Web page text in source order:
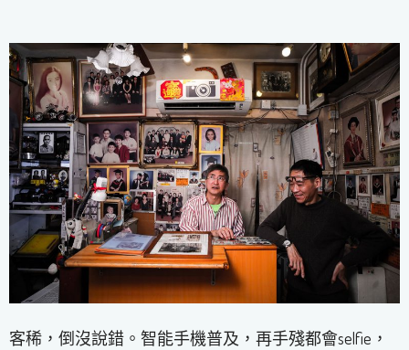
客稀，倒沒說錯。智能手機普及，再手殘都會selfie，